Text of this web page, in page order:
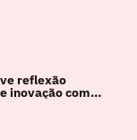
reflexão
inovação com